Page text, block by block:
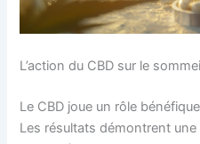
L’action du CBD sur le
Le CBD joue un rôle
Les résultats démontrent